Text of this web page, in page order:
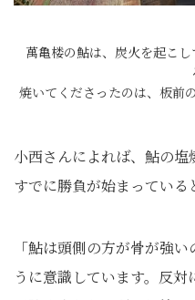
萬亀楼の鮎は、炭火を起こ
焼いてくださったのは、板前
小西さんによれば、鮎の
すでに勝負が始まっている
「鮎は頭側の方が骨が強
うに意識しています。反